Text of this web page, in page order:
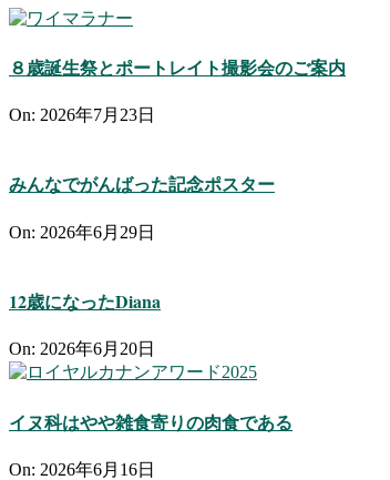
８歳誕生祭とポートレイト撮影会のご案内
On: 2026年7月23日
みんなでがんばった記念ポスター
On: 2026年6月29日
12歳になったDiana
On: 2026年6月20日
イヌ科はやや雑食寄りの肉食である
On: 2026年6月16日